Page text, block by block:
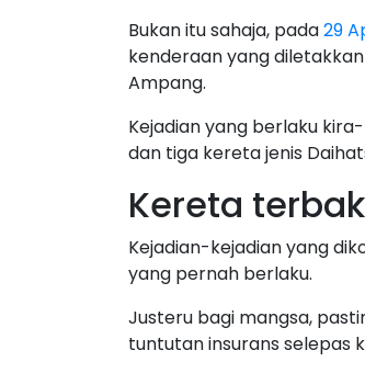
Bukan itu sahaja, pada29
kenderaan yang
Ampang.
Kejadian yang berlaku
dan tiga kereta jenis
Kereta
Kejadian-kejadian yang
yang pernah berlaku.
Justeru bagi mangsa,
tuntutan insurans selepas